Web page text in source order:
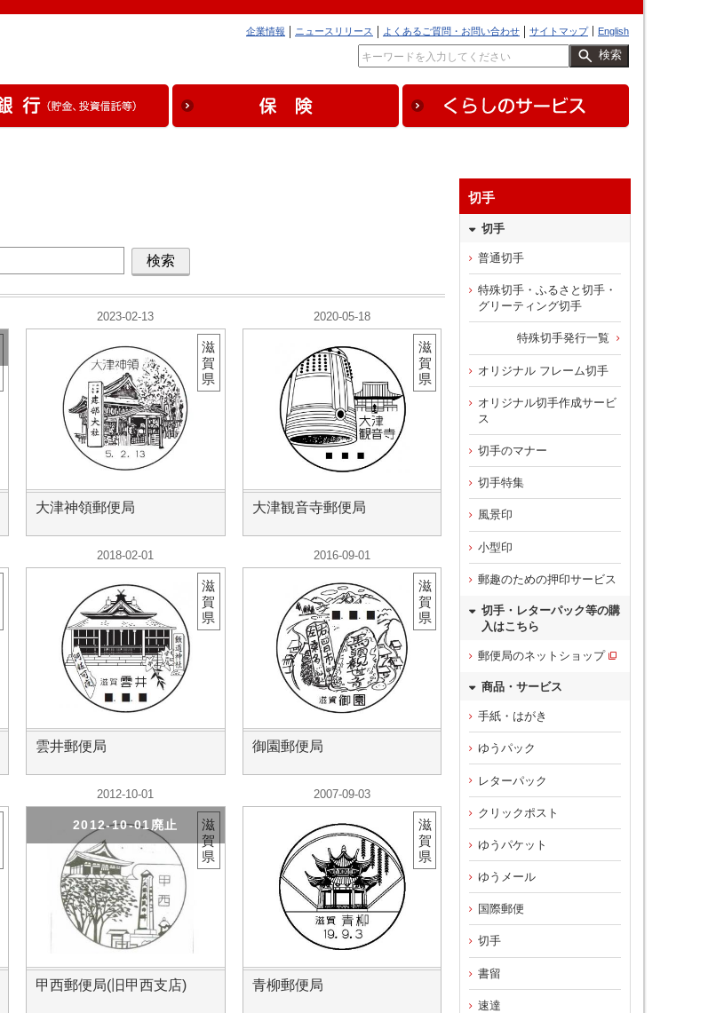
English
サイトマップ
よくあるご質問・お問い合わせ
ニュースリリース
企業情報
検索
2023-02-13
大津神領郵便局
滋
賀
県
2020-05-18
大津観音寺郵便局
滋
賀
県
2018-02-01
雲井郵便局
滋
賀
県
2016-09-01
御園郵便局
滋
賀
県
2012-10-01
甲西郵便局(旧甲西支店)
2012-10-01廃止
滋
賀
県
2007-09-03
青柳郵便局
滋
賀
県
切手
切手
普通切手
特殊切手・ふるさと切手・
グリーティング切手
特殊切手発行一覧
オリジナル フレーム切手
オリジナル切手作成サービ
ス
切手のマナー
切手特集
風景印
小型印
郵趣のための押印サービス
切手・レターパック等の購
入はこちら
郵便局のネットショップ
商品・サービス
手紙・はがき
ゆうパック
レターパック
クリックポスト
ゆうパケット
ゆうメール
国際郵便
切手
書留
速達